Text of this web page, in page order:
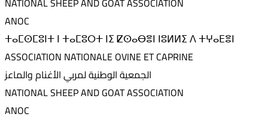
ANOC
ⵜⴰⵎⵙⵎⵓⵏⵜ ⵏ ⵜⴰⵎⵓⵔⵜ ⵏⵉ ⵇⵙⴰⴱⴻⵏ ⵏⵓⵍⵍⵉ ⴷ ⵜⵖⴰⴹⴻⵏ
ASSOCIATION NATIONALE OVINE ET CAPRINE
الجمعية الوطنية لمربي الأغنام والماعز
NATIONAL SHEEP AND GOAT ASSOCIATION
ANOC